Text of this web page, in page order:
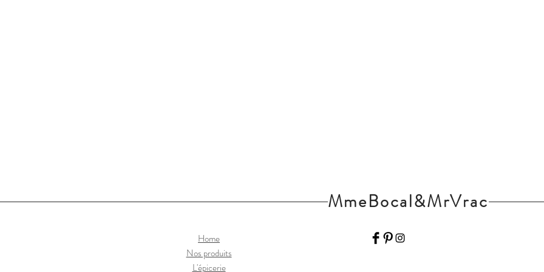
MmeBocal&MrVrac
Home
Nos produits
L'épicerie